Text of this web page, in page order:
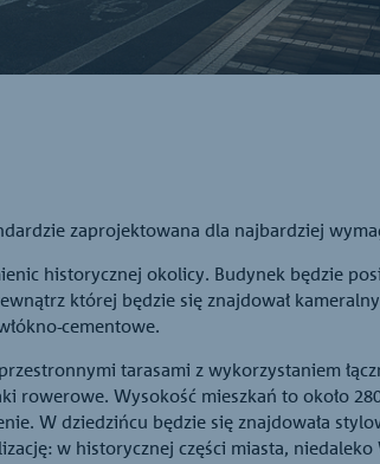
zaprojektowana dla najbardziej
historycznej okolicy. Budynek będzie
której będzie się znajdował
cementowe.
tarasami z wykorzystaniem
Wysokość mieszkań to około
W dziedzińcu będzie się znajdowała
w historycznej części miasta, niedaleko